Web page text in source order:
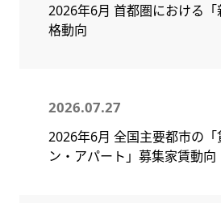
2026年6月 首都圏における
格動向
2026.07.27
2026年6月 全国主要都市の「
ン・アパート」募集家賃動向